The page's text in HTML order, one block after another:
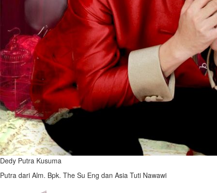
Dedy Putra Kusuma
Putra dari Alm. Bpk. The Su Eng dan Asia Tuti Nawawi